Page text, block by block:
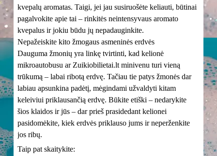
kvepalų aromatas. Taigi, jei jau susiruošėte keliauti, būtinai
pagalvokite apie tai – rinkitės neintensyvaus aromato
kvepalus ir jokiu būdu jų nepadauginkite.
Nepažeiskite kito žmogaus asmeninės erdvės
Dauguma žmonių yra linkę tvirtinti, kad kelionė
mikroautobusu ar Zuikiobilietai.lt minivenu turi vieną
trūkumą – labai ribotą erdvę. Tačiau tie patys žmonės dar
labiau apsunkina padėtį, mėgindami užvaldyti kitam
keleiviui priklausančią erdvę. Būkite etiški – nedarykite
šios klaidos ir jūs – dar prieš prasidedant kelionei
pasidomėkite, kiek erdvės priklauso jums ir neperženkite
jos ribų.
Taip pat skaitykite: